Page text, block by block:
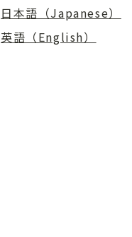
日本語（Japanese）
英語（English）